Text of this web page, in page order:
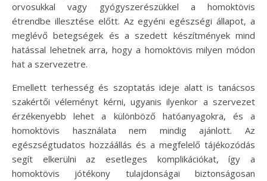
orvosukkal vagy gyógyszerészükkel a homoktövis
étrendbe illesztése előtt. Az egyéni egészségi állapot, a
meglévő betegségek és a szedett készítmények mind
hatással lehetnek arra, hogy a homoktövis milyen módon
hat a szervezetre.
Emellett terhesség és szoptatás ideje alatt is tanácsos
szakértői véleményt kérni, ugyanis ilyenkor a szervezet
érzékenyebb lehet a különböző hatóanyagokra, és a
homoktövis használata nem mindig ajánlott. Az
egészségtudatos hozzáállás és a megfelelő tájékozódás
segít elkerülni az esetleges komplikációkat, így a
homoktövis jótékony tulajdonságai biztonságosan